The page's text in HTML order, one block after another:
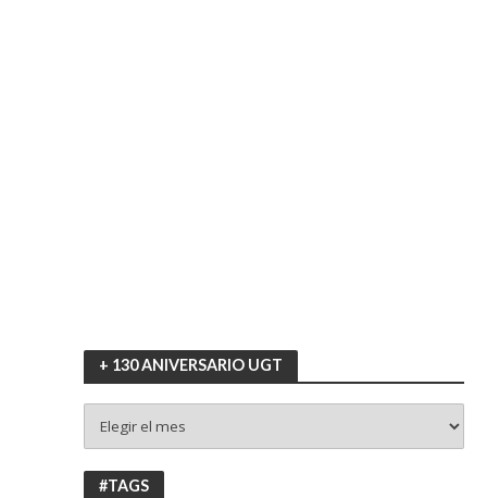
+ 130 ANIVERSARIO UGT
130
ANIVERSARIO
UGT
#TAGS